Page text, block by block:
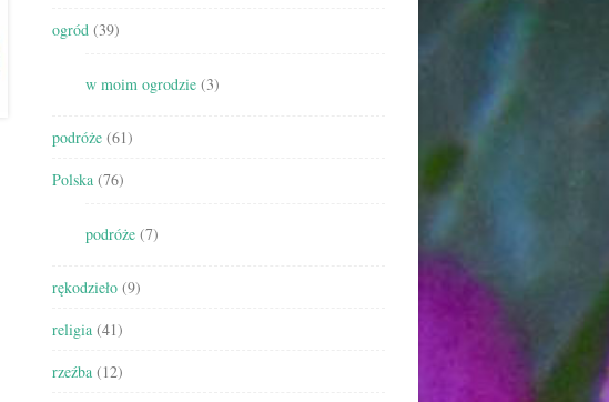
ogród (39)
w moim ogrodzie (3)
podróże (61)
Polska (76)
podróże (7)
rękodzieło (9)
religia (41)
rzeźba (12)